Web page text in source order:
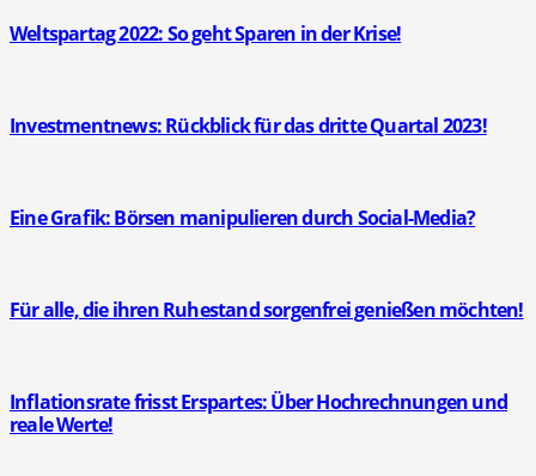
Welt­spar­tag 2022: So geht Spa­ren in der Kri­se!
Invest­ment­news: Rück­blick für das drit­te Quar­tal 2023!
Eine Gra­fik: Bör­sen mani­pu­lie­ren durch Social-Media?
Für alle, die ihren Ruhe­stand sor­gen­frei genie­ßen möch­ten!
Infla­ti­ons­ra­te frisst Erspar­tes: Über Hoch­rech­nun­gen und
rea­le Wer­te!